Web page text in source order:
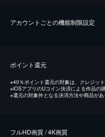
アカウントごとの機能制限設定
ポイント還元
※40％ポイント還元の対象は、クレジッ
※iOSアプリのUコイン決済による作品の
※還元の対象外となる決済方法や商品が
フルHD画質 / 4K画質